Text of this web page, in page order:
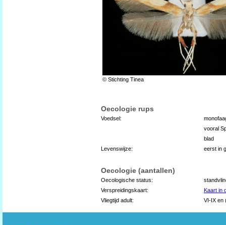
© Stichting Tinea
Oecologie rups
Voedsel:
vooral
blad
Levenswijze:
eerst in
Oecologie (aantallen)
Oecologische status:
Verspreidingskaart:
Kaart in
Vliegtijd adult:
VI-IX en